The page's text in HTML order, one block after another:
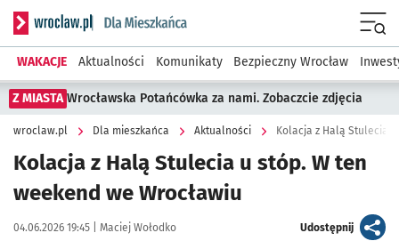
Serwis informacyjny wroclaw.pl podserwis: Dla mieszkańca
WAKACJE Aktualności Komunikaty Bezpieczny Wrocław
Z MIASTA Wrocławska Potańcówka za nami. Zobaczcie zdjęcia
wroclaw.pl Dla mieszkańca Aktualności Kolacja z Halą Stulecia
Kolacja z Halą Stulecia u stóp. W ten
weekend we Wrocławiu
Data publikacji:
04.06.2026 19:45 | Autor:
Maciej Wołodko Udostępnijartykuł